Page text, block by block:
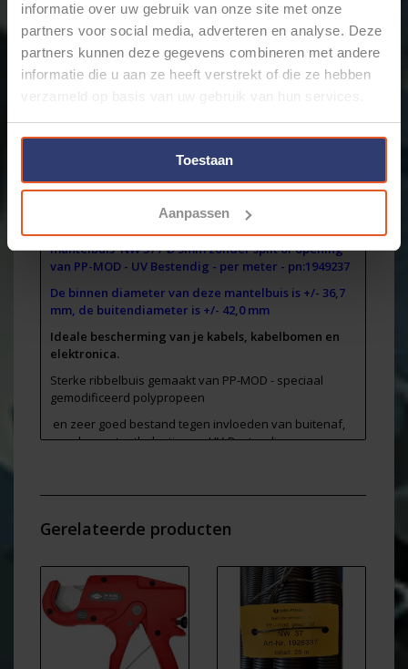
informatie over uw gebruik van onze site met onze
partners voor social media, adverteren en analyse. Deze
partners kunnen deze gegevens combineren met andere
informatie die u aan ze heeft verstrekt of die ze hebben
verzameld op basis van uw gebruik van hun services.
Toestaan
Aanpassen
Email ons over dit product
Aan verlanglijst toevoegen
Toevoegen om te vergelijken
(0)
Artikelnummer: 1949237 /01
Schlemmer / Delfingen Flexibele ribbelbuis of
mantelbuis NW 37 / Ø 3mm zonder split of opening
van PP-MOD - UV Bestendig - per meter - pn:1949237
De binnen diameter van deze mantelbuis is +/- 36,7
mm, de buitendiameter is +/- 42,0 mm
Ideale bescherming van je kabels, kabelbomen en
elektronica.
Sterke ribbelbuis gemaakt van PP-MOD - speciaal
gemodificeerd polypropeen
en zeer goed bestand tegen invloeden van buitenaf,
zeer hoge stootbelasting en UV-Bestendig
Dit materiaal is geschikt om te gebruiken bij
dit materiaal ligt ver boven 250°C
De binnen diameter van deze mantelbuis is +/- 36,7
mm, de buitendiameter is +/- 42,0 mm
Kwaliteitsproduct voor industrieel gebruik uit
Gerelateerde producten